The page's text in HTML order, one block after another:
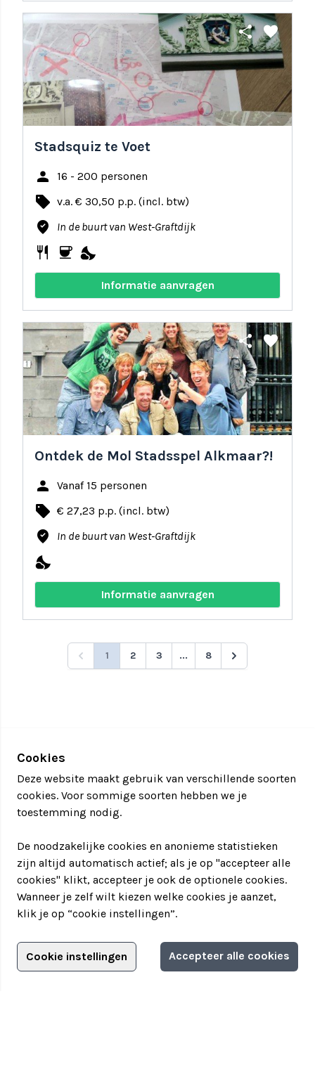
Filter jouw teamuitstapje!
share favorite
Stadsquiz te Voet
person 16 - 200 personen
local_offer v.a. € 30,50 p.p. (incl. btw)
where_to_vote In de buurt van West-Graftdijk
restaurant coffee nights_stay
Informatie aanvragen
share favorite
Ontdek de Mol Stadsspel Alkmaar?!
person Vanaf 15 personen
local_offer € 27,23 p.p. (incl. btw)
where_to_vote In de buurt van West-Graftdijk
nights_stay
Informatie aanvragen
1 2 3 ... 8
Adverteren?
Adverteerdersopties
Cookies
Deze website maakt gebruik van verschillende soorten
cookies. Voor sommige soorten hebben we je
toestemming nodig.
De noodzakelijke cookies en anonieme statistieken
zijn altijd automatisch actief; als je op "accepteer alle
cookies" klikt, accepteer je ook de optionele cookies.
Wanneer je zelf wilt kiezen welke cookies je aanzet,
klik je op “cookie instellingen”.
Cookie instellingen Accepteer alle cookies